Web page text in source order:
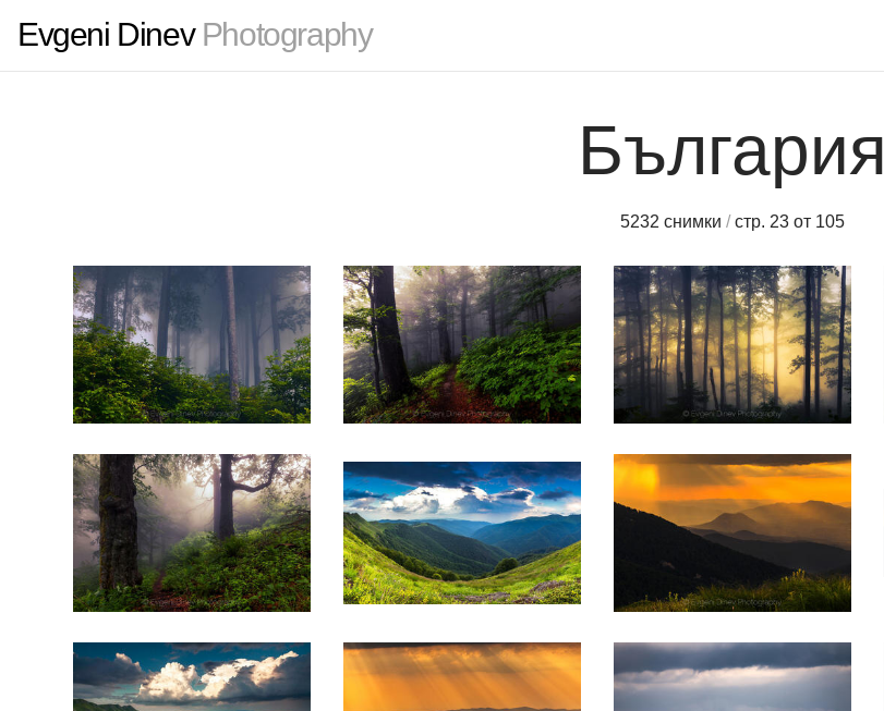
Evgeni DinevPhotography
България
5232 снимки /стр. 23 от 105